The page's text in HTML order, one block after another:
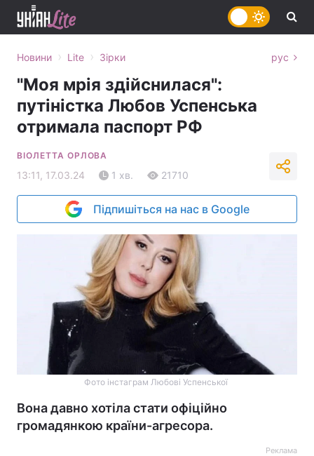
Новини › Lite › Зірки рус
"Моя мрія здійснилася":
путіністка Любов Успенська
отримала паспорт РФ
ВІОЛЕТТА ОРЛОВА
13:11, 17.03.24 1 хв. 21710
Підпишіться на нас в Google
Фото інстаграм Любові Успенської
Вона давно хотіла стати офіційно
громадянкою країни-агресора.
Реклама